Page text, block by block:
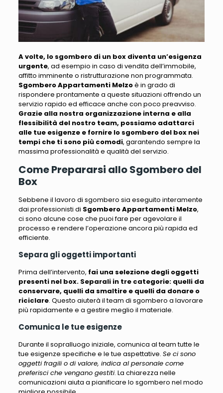
A volte, lo sgombero di un box diventa un’esigenza
urgente, ad esempio in caso di vendita dell’immobile,
affitto imminente o ristrutturazione non programmata.
Sgombero Appartamenti Melzoè in grado di
rispondere prontamente a queste situazioni offrendo un
servizio rapido ed efficace anche con poco preavviso.
Grazie alla nostra organizzazione interna e alla
flessibilità del nostro team, possiamo adattarci
alle tue esigenze e fornire lo sgombero del box nei
tempi che ti sono più comodi, garantendo sempre la
massima professionalità e qualità del servizio.
Come Prepararsi allo Sgombero del
Box
Sebbene il lavoro di sgombero sia eseguito interamente
dai professionisti di Sgombero Appartamenti Melzo,
ci sono alcune cose che puoi fare per agevolare il
processo e rendere l’operazione ancora più rapida ed
efficiente.
Separa gli oggetti importanti
Prima dell’intervento, fai una selezione degli oggetti
presenti nel box. Separali in tre categorie: quelli da
conservare, quelli da smaltire e quelli da donare o
riciclare. Questo aiuterà il team di sgombero a lavorare
più rapidamente e a gestire meglio il materiale.
Comunica le tue esigenze
Durante il sopralluogo iniziale, comunica al team tutte le
tue esigenze specifiche e le tue aspettative. Se ci sono
oggetti fragili o di valore, indica al personale come
preferisci che vengano gestiti. La chiarezza nelle
comunicazioni aiuta a pianificare lo sgombero nel modo